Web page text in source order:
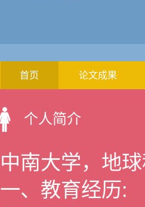
首页 论文成果
个人简介
中南大学，地
一、教育经历: